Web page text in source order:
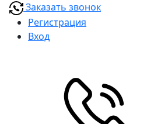
Заказать звонок
Регистрация
Вход